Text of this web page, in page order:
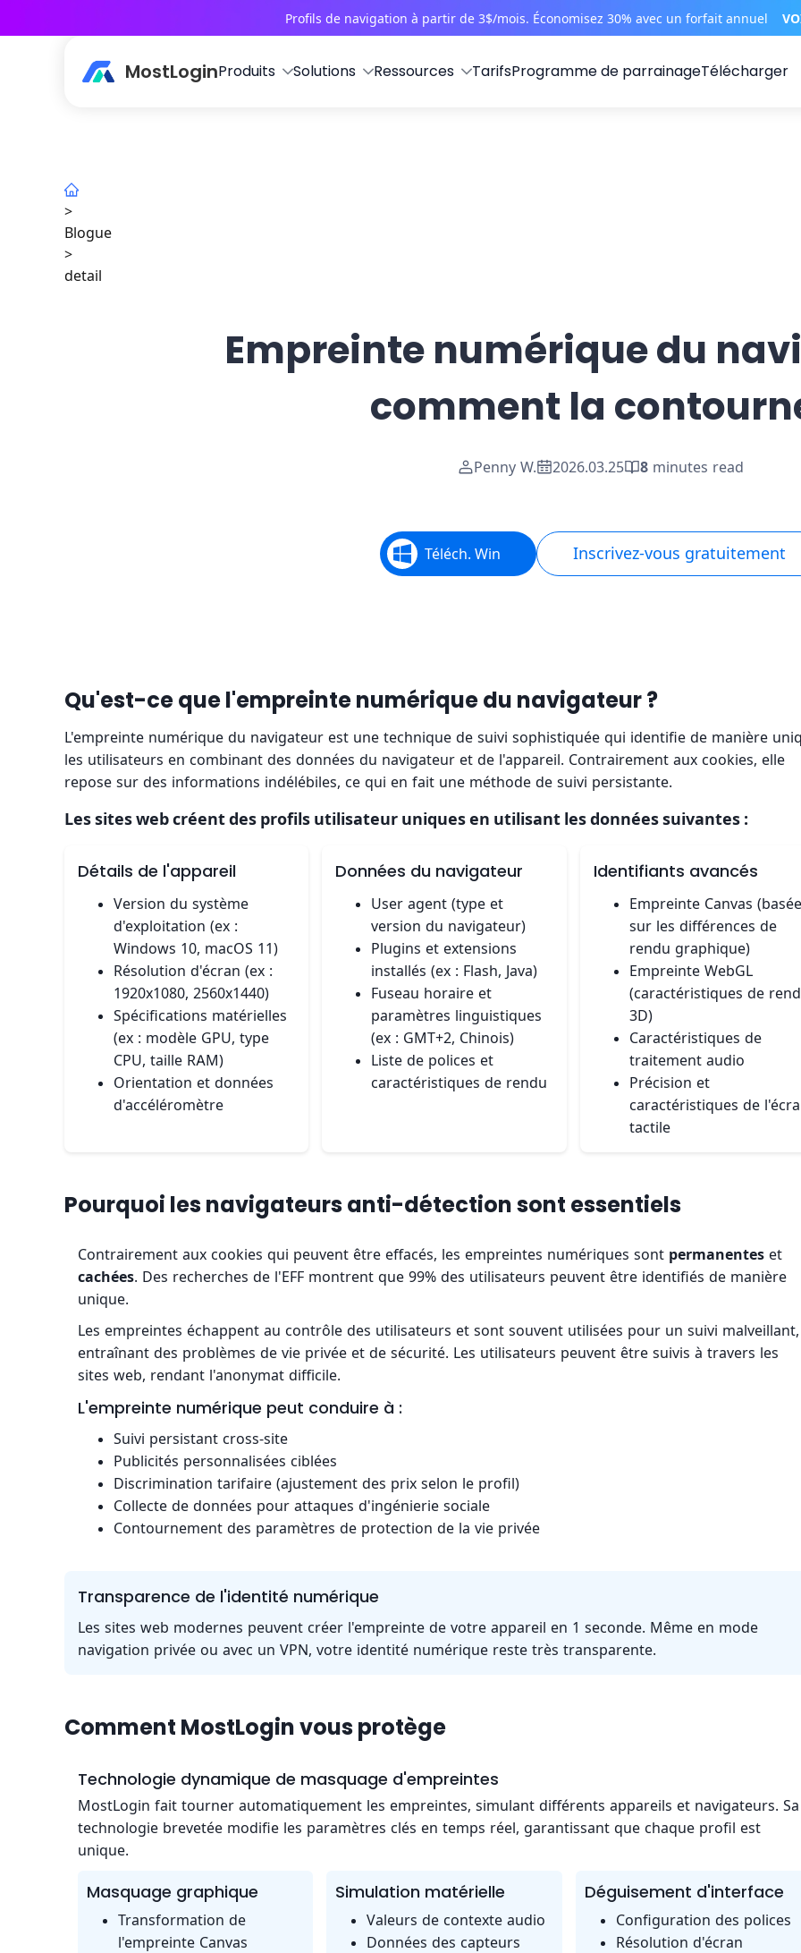
Profils de navigation à partir de 3$/mois. Économisez 30% avec un forfait annuel
MostLoginProduits Solutions Ressources TarifsProgramme de parrainageTélécharger
>
Blogue
>
detail
Empreinte numérique du
comment la
Penny W. 2026.03.25 8 minutes read
Téléch. Win Inscrivez-vous gratuitement
Qu'est-ce que l'empreinte numérique du navigateur ?
L'empreinte numérique du navigateur est une technique de suivi sophistiquée qui identifie de manière
les utilisateurs en combinant des données du navigateur et de l'appareil. Contrairement aux cookies, elle
repose sur des informations indélébiles, ce qui en fait une méthode de suivi persistante.
Les sites web créent des profils utilisateur uniques en utilisant les données suivantes :
Détails de l'appareil
Version du système
d'exploitation (ex :
Windows 10, macOS 11)
Résolution d'écran (ex :
1920x1080, 2560x1440)
Spécifications matérielles
(ex : modèle GPU, type
CPU, taille RAM)
Orientation et données
d'accéléromètre
Données du navigateur
User agent (type et
version du navigateur)
Plugins et extensions
installés (ex : Flash, Java)
Fuseau horaire et
paramètres linguistiques
(ex : GMT+2, Chinois)
Liste de polices et
caractéristiques de rendu
Identifiants avancés
Empreinte Canvas (basée
sur les différences de
rendu graphique)
Empreinte WebGL
(caractéristiques de
3D)
Caractéristiques de
traitement audio
Précision et
caractéristiques de
tactile
Pourquoi les navigateurs anti-détection sont essentiels
Contrairement aux cookies qui peuvent être effacés, les empreintes numériques sont permanentes et
cachées. Des recherches de l'EFF montrent que 99% des utilisateurs peuvent être identifiés de manière
unique.
Les empreintes échappent au contrôle des utilisateurs et sont souvent utilisées pour un suivi malveillant,
entraînant des problèmes de vie privée et de sécurité. Les utilisateurs peuvent être suivis à travers les
sites web, rendant l'anonymat difficile.
L'empreinte numérique peut conduire à :
Suivi persistant cross-site
Publicités personnalisées ciblées
Discrimination tarifaire (ajustement des prix selon le profil)
Collecte de données pour attaques d'ingénierie sociale
Contournement des paramètres de protection de la vie privée
Transparence de l'identité numérique
Les sites web modernes peuvent créer l'empreinte de votre appareil en 1 seconde. Même en mode
navigation privée ou avec un VPN, votre identité numérique reste très transparente.
Comment MostLogin vous protège
Technologie dynamique de masquage d'empreintes
MostLogin fait tourner automatiquement les empreintes, simulant différents appareils et navigateurs. Sa
technologie brevetée modifie les paramètres clés en temps réel, garantissant que chaque profil est
unique.
Masquage graphique
Transformation de
l'empreinte Canvas
Simulation matérielle
Valeurs de contexte audio
Données des capteurs
Déguisement d'interface
Configuration des polices
Résolution d'écran